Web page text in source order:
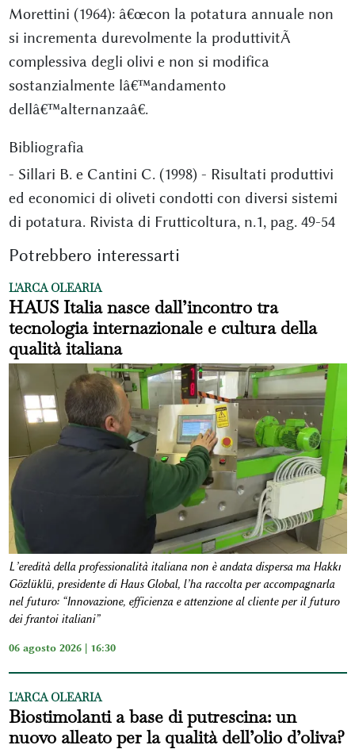
Morettini (1964): â€œcon la potatura annuale non
si incrementa durevolmente la produttivitÃ
complessiva degli olivi e non si modifica
sostanzialmente lâ€™andamento
dellâ€™alternanzaâ€.
Bibliografia
- Sillari B. e Cantini C. (1998) - Risultati produttivi
ed economici di oliveti condotti con diversi sistemi
di potatura. Rivista di Frutticoltura, n.1, pag. 49-54
Potrebbero interessarti
L'ARCA OLEARIA
HAUS Italia nasce dall’incontro tra
tecnologia internazionale e cultura della
qualità italiana
L’eredità della professionalità italiana non è andata dispersa ma Hakkı
Gözlüklü, presidente di Haus Global, l’ha raccolta per accompagnarla
nel futuro: “Innovazione, efficienza e attenzione al cliente per il futuro
dei frantoi italiani”
06 agosto 2026 | 16:30
L'ARCA OLEARIA
Biostimolanti a base di putrescina: un
nuovo alleato per la qualità dell’olio d’oliva?